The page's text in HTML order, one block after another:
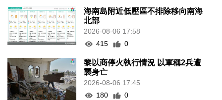
海南島附近低壓區不排除移向南海
北部
2026-08-06 17:58
415
0
黎以商停火執行情況 以軍稱2兵遭
襲身亡
2026-08-06 17:45
180
0